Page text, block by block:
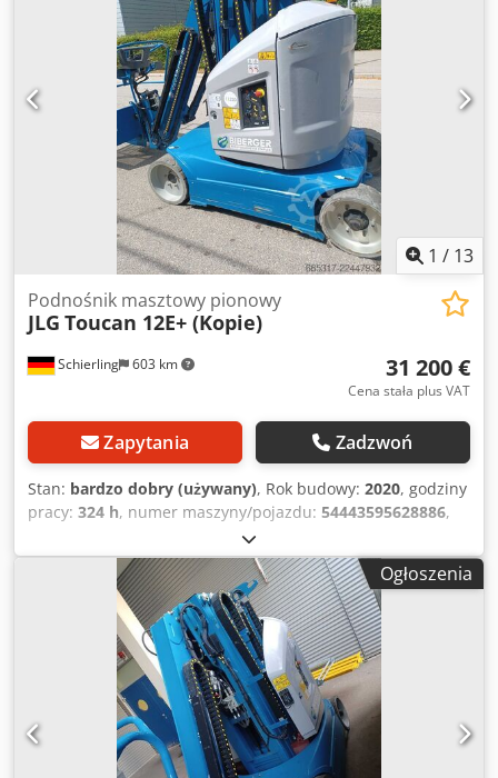
1 / 13
Schierling 603 km
Podnośnik masztowy pionowy
JLG Toucan 12E+ (Kopie)
31 200 €
Cena stała plus VAT
Zapytania Zadzwoń
Stan: bardzo dobry (używany), Rok budowy: 2020, godziny
pracy: 324 h, numer maszyny/pojazdu: 54443595628886,
, masa całkowita:
paliwa:elektryczny, szerokość produktu (maks.):1 200
, wysokość robocza: 12 650 mm, typ silnika:
Elektryczny, producent: JLG Csdpjzqb H Rofx Alrjha
Ogłoszenia